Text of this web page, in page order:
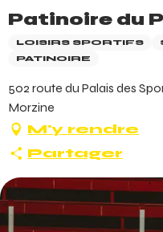
Patinoire du
LOISIRS SPORTIFS
PATINOIRE
502 route du Palais des
Morzine
M'y rendre
Partager